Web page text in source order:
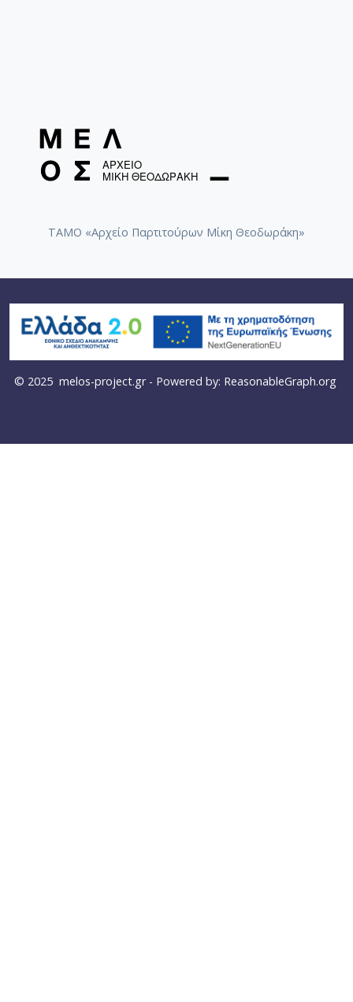
ΤΑΜΟ «Αρχείο Παρτιτούρων Μίκη Θεοδωράκη»
© 2025 melos-project.gr- Powered by: ReasonableGraph.org